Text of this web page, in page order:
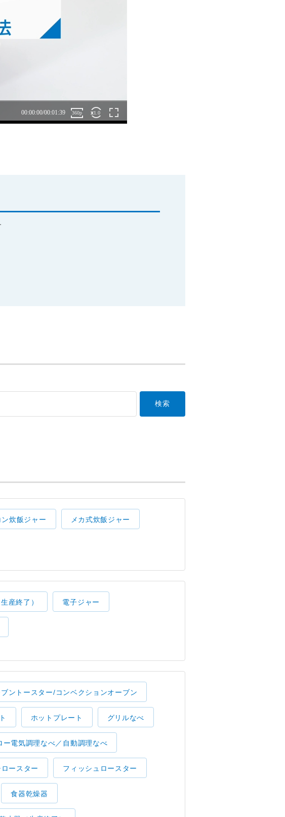
ン炊飯ジャー メカ式炊飯ジャー
産終了） 電子ジャー
ブントースター/コンベクションオーブン
ホットプレート グリルなべ
ー電気調理なべ／自動調理なべ
ースター フィッシュロースター
食器乾燥器